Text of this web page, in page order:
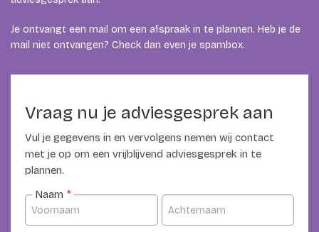
Je ontvangt een mail om een afspraak in te plannen. Heb je de
mail niet ontvangen? Check dan even je spambox.
Vraag nu je adviesgesprek aan
Vul je gegevens in en vervolgens nemen wij contact
met je op om een vrijblijvend adviesgesprek in te
plannen.
Naam *